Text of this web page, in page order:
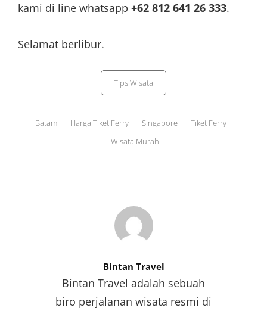
kami di line whatsapp +62 812 641 26 333.
Selamat berlibur.
Categories
Tips Wisata
Tags,
Batam Harga Tiket Ferry Singapore
Tiket Ferry
Wisata Murah
Author:
Bintan Travel
Bintan Travel adalah sebuah
biro perjalanan wisata resmi di